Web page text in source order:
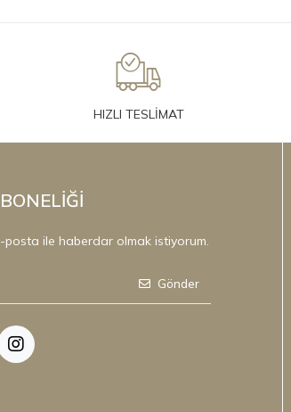
HIZLI TESLİMAT
posta ile haberdar olmak istiyorum.
Gönder